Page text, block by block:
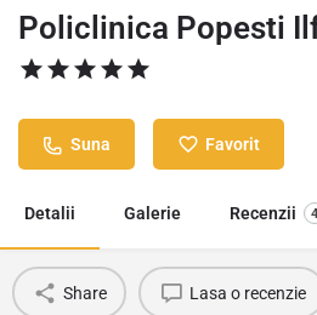
Policlinica Popesti
Suna Favorit
Detalii Galerie Recenzii 4
Share Lasa o recenzie